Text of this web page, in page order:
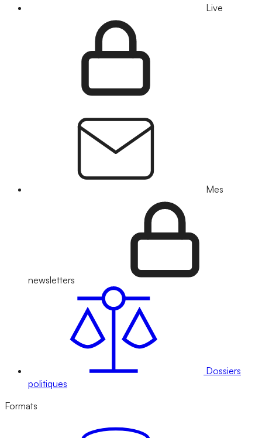
Live
Mes
newsletters
Dossiers
politiques
Formats